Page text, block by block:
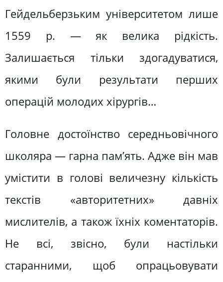
Гейдельберзьким університетом лише
1559 р. — як велика рідкість.
Залишається тільки здогадуватися,
якими були результати перших
операцій молодих хірургів…
Головне достоїнство середньовічного
школяра — гарна пам’ять. Адже він мав
умістити в голові величезну кількість
текстів «авторитетних» давніх
мислителів, а також їхніх коментаторів.
Не всі, звісно, були настільки
старанними, щоб опрацьовувати